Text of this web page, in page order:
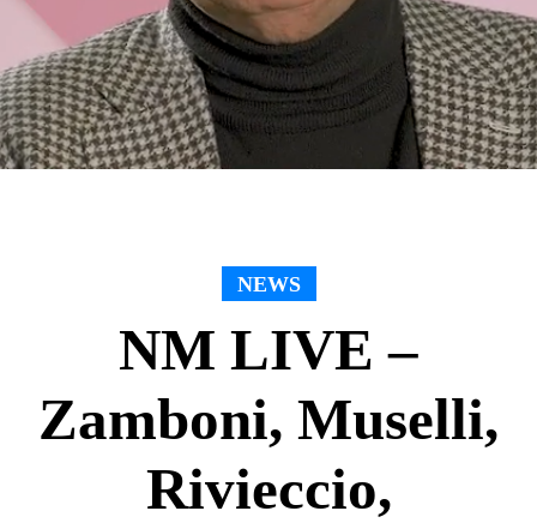
NEWS
NM LIVE –
Zamboni, Muselli,
Rivieccio,